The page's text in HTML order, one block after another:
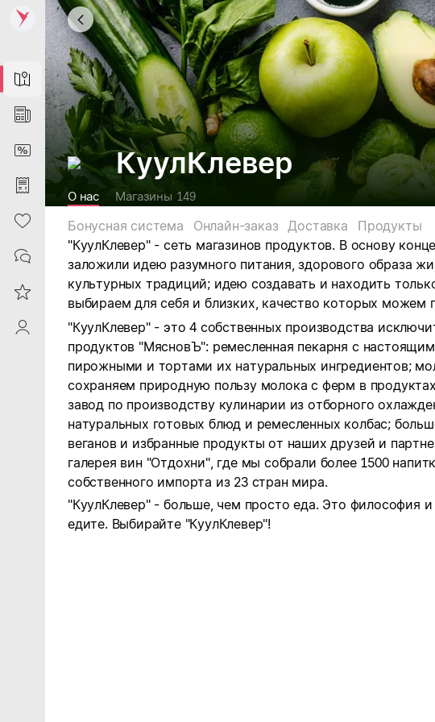
Map
News
DiscountCard
Purchases
Heart
Contacts
Reviews
ProfileSaby
КуулКлевер
О нас Магазины 149
Бонусная система Онлайн-заказ Доставка
Продукты
"КуулКлевер" - сеть магазинов продуктов. В основу
заложили идею разумного питания, здорового образа
культурных традиций; идею создавать и находить
выбираем для себя и близких, качество которых можем
"КуулКлевер" - это 4 собственных производства
продуктов "МясновЪ": ремесленная пекарня с настоящим
пирожными и тортами их натуральных ингредиентов;
сохраняем природную пользу молока с ферм в
завод по производству кулинарии из отборного
натуральных готовых блюд и ремесленных колбас;
веганов и избранные продукты от наших друзей и
галерея вин "Отдохни", где мы собрали более 1500
собственного импорта из 23 стран мира.
"КуулКлевер" - больше, чем просто еда. Это философия
едите. Выбирайте "КуулКлевер"!